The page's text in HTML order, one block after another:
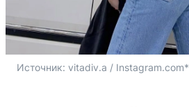
Источник: vitadiv.a / Instagram.com*